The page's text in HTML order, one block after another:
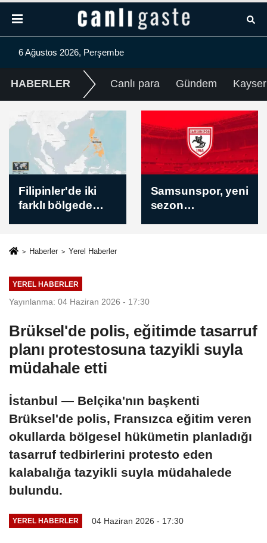
6 Ağustos 2026, Perşembe
HABERLER Canlı para Gündem
iki
4
Samsunspor, yeni
sezon
TFF ile
Haberler Yerel Haberler
YEREL HABERLER
Yayınlanma: 04 Haziran 2026 - 17:30
Brüksel'de polis, eğitimde tasarruf
planı protestosuna tazyikli suyla
müdahale etti
İstanbul — Belçika'nın başkenti
Brüksel'de polis, Fransızca eğitim veren
okullarda bölgesel hükümetin planladığı
tasarruf tedbirlerini protesto eden
kalabalığa tazyikli suyla müdahalede
bulundu.
YEREL HABERLER 04 Haziran 2026 - 17:30